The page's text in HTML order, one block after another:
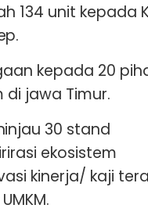
134 unit kepada
kepada 20
jawa Timur.
30 stand
ekosistem
kinerja/ kaji